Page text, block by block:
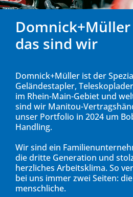
Domnick+Müller
das sind wir
Domnick+Müller ist der
Geländestapler,
im Rhein-Main-Gebiet und
sind wir Manitou-
unser Portfolio in 2024 um
Handling.
Wir sind ein
die dritte Generation und
herzliches Arbeitsklima. So
bei uns immer zwei Seiten:
menschliche.